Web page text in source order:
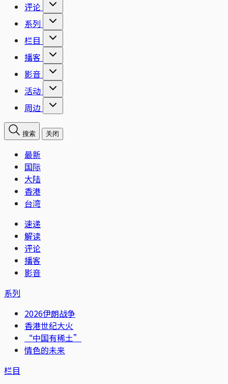
评论
系列
栏目
播客
影音
活动
周边
搜索 关闭
最新
国际
大陆
香港
台湾
速递
解读
评论
播客
影音
系列
2026伊朗战争
香港世纪大火
“中国有稀土”
情色的未来
栏目